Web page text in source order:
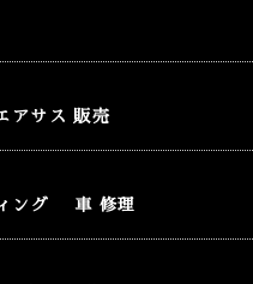
アサス 販売
ング 車 修理